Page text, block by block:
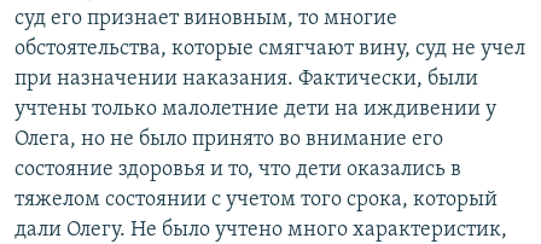
суд его признает виновным, то многие
обстоятельства, которые смягчают вину, суд не учел
при назначении наказания. Фактически, были
учтены только малолетние дети на иждивении у
Олега, но не было принято во внимание его
состояние здоровья и то, что дети оказались в
тяжелом состоянии с учетом того срока, который
дали Олегу. Не было учтено много характеристик,